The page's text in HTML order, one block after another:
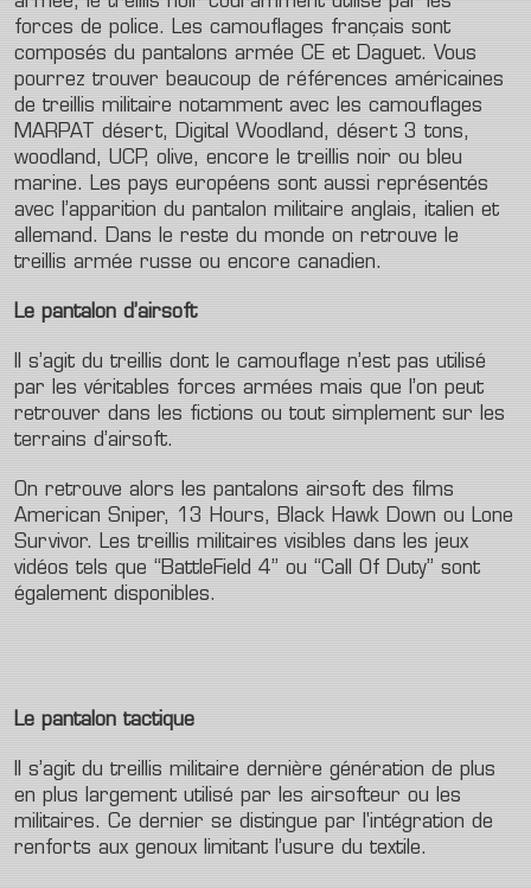
forces de police. Les camouflages français sont
composés du pantalons armée CE et Daguet. Vous
pourrez trouver beaucoup de références américaines
de treillis militaire notamment avec les camouflages
MARPAT désert, Digital Woodland, désert 3 tons,
woodland, UCP, olive, encore le treillis noir ou bleu
marine. Les pays européens sont aussi représentés
avec l’apparition du pantalon militaire anglais, italien et
allemand. Dans le reste du monde on retrouve le
treillis armée russe ou encore canadien.
Le pantalon d’airsoft
Il s’agit du treillis dont le camouflage n’est pas utilisé
par les véritables forces armées mais que l’on peut
retrouver dans les fictions ou tout simplement sur les
terrains d’airsoft.
On retrouve alors les pantalons airsoft des films
American Sniper, 13 Hours, Black Hawk Down ou Lone
Survivor. Les treillis militaires visibles dans les jeux
vidéos tels que “BattleField 4” ou “Call Of Duty” sont
également disponibles.
Le pantalon tactique
Il s’agit du treillis militaire dernière génération de plus
en plus largement utilisé par les airsofteur ou les
militaires. Ce dernier se distingue par l'intégration de
renforts aux genoux limitant l’usure du textile.